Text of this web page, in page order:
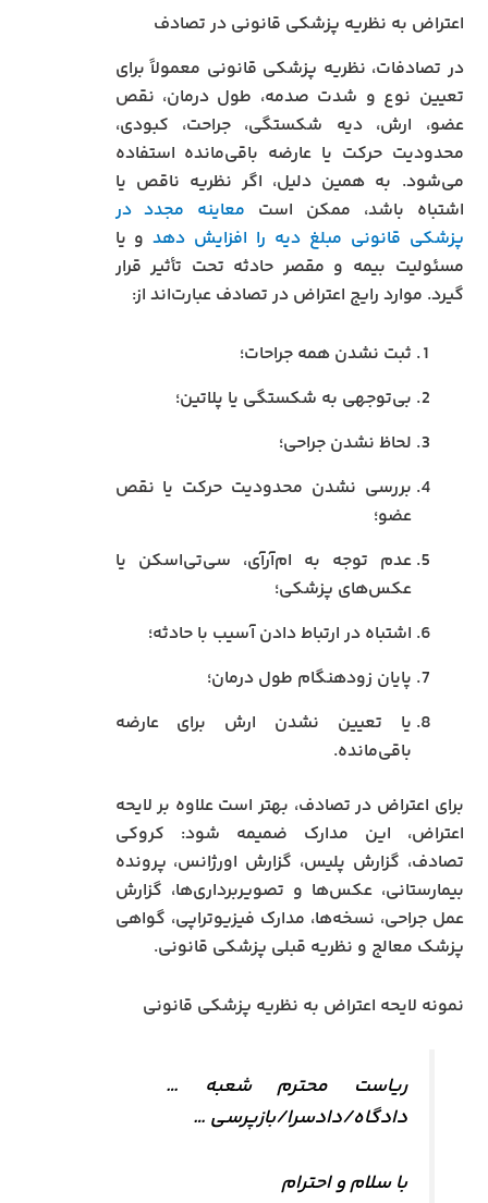
اعتراض به نظریه پزشکی قانونی در تصادف
در تصادفات، نظریه پزشکی قانونی معمولاً برای
تعیین نوع و شدت صدمه، طول درمان، نقص
عضو، ارش، دیه شکستگی، جراحت، کبودی،
محدودیت حرکت یا عارضه باقی‌مانده استفاده
می‌شود. به همین دلیل، اگر نظریه ناقص یا
اشتباه باشد، ممکن است معاینه مجدد در
پزشکی قانونی مبلغ دیه را افزایش دهدو یا
مسئولیت بیمه و مقصر حادثه تحت تأثیر قرار
گیرد. موارد رایج اعتراض در تصادف عبارت‌اند از:
ثبت نشدن همه جراحات؛
بی‌توجهی به شکستگی یا پلاتین؛
لحاظ نشدن جراحی؛
بررسی نشدن محدودیت حرکت یا نقص
عضو؛
عدم توجه به ام‌آر‌آی، سی‌تی‌اسکن یا
عکس‌های پزشکی؛
اشتباه در ارتباط دادن آسیب با حادثه؛
پایان زودهنگام طول درمان؛
یا تعیین نشدن ارش برای عارضه
باقی‌مانده.
برای اعتراض در تصادف، بهتر است علاوه بر لایحه
اعتراض، این مدارک ضمیمه شود: کروکی
تصادف، گزارش پلیس، گزارش اورژانس، پرونده
بیمارستانی، عکس‌ها و تصویربرداری‌ها، گزارش
عمل جراحی، نسخه‌ها، مدارک فیزیوتراپی، گواهی
پزشک معالج و نظریه قبلی پزشکی قانونی.
نمونه لایحه اعتراض به نظریه پزشکی قانونی
ریاست محترم شعبه …
دادگاه/دادسرا/بازپرسی …
با سلام و احترام